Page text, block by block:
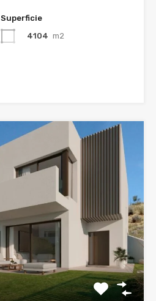
Superficie
4104 m2